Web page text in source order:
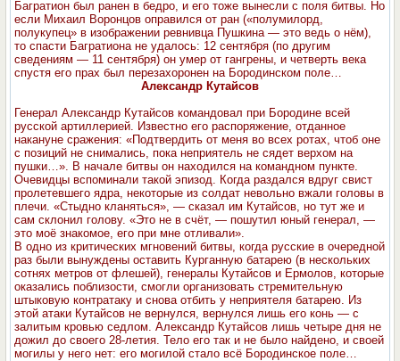
Багратион был ранен в бедро, и его тоже вынесли с поля битвы. Но
если Михаил Воронцов оправился от ран («полумилорд,
полукупец» в изображении ревнивца Пушкина — это ведь о нём),
то спасти Багратиона не удалось: 12 сентября (по другим
сведениям — 11 сентября) он умер от гангрены, и четверть века
спустя его прах был перезахоронен на Бородинском поле…
Александр Кутайсов
Генерал Александр Кутайсов командовал при Бородине всей
русской артиллерией. Известно его распоряжение, отданное
накануне сражения: «Подтвердить от меня во всех ротах, чтоб оне
с позиций не снимались, пока неприятель не сядет верхом на
пушки…». В начале битвы он находился на командном пункте.
Очевидцы вспоминали такой эпизод. Когда раздался вдруг свист
пролетевшего ядра, некоторые из солдат невольно вжали головы в
плечи. «Стыдно кланяться», — сказал им Кутайсов, но тут же и
сам склонил голову. «Это не в счёт, — пошутил юный генерал, —
это моё знакомое, его при мне отливали».
В одно из критических мгновений битвы, когда русские в очередной
раз были вынуждены оставить Курганную батарею (в нескольких
сотнях метров от флешей), генералы Кутайсов и Ермолов, которые
оказались поблизости, смогли организовать стремительную
штыковую контратаку и снова отбить у неприятеля батарею. Из
этой атаки Кутайсов не вернулся, вернулся лишь его конь — с
залитым кровью седлом. Александр Кутайсов лишь четыре дня не
дожил до своего 28-летия. Тело его так и не было найдено, и своей
могилы у него нет: его могилой стало всё Бородинское поле…